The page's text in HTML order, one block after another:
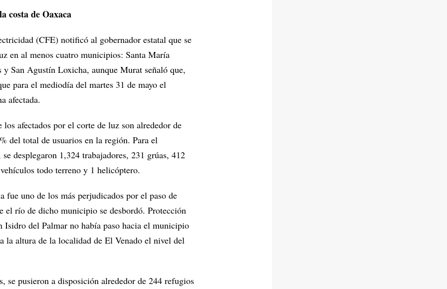
costa de Oaxaca
(CFE) notificó al gobernador estatal que se
en al menos cuatro municipios: Santa María
San Agustín Loxicha, aunque Murat señaló que,
para el mediodía del martes 31 de mayo el
afectada.
afectados por el corte de luz son alrededor de
del total de usuarios en la región. Para el
desplegaron 1,324 trabajadores, 231 grúas, 412
todo terreno y 1 helicóptero.
fue uno de los más perjudicados por el paso de
el río de dicho municipio se desbordó. Protección
del Palmar no había paso hacia el municipio
la altura de la localidad de El Venado el nivel del
se pusieron a disposición alrededor de 244 refugios